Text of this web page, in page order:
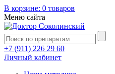
В корзине: 0 товаров
Меню сайта
+7 (911) 226 29 60
Личный кабинет